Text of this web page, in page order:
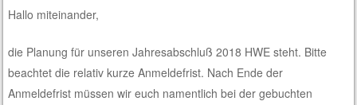
Hallo miteinander,
die Planung für unseren Jahresabschluß 2018 HWE steht. Bitte
beachtet die relativ kurze Anmeldefrist. Nach Ende der
Anmeldefrist müssen wir euch namentlich bei der gebuchten